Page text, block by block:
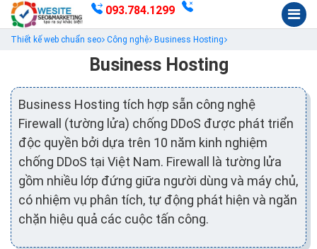
093.784.1299
Thiết kế web chuẩn seo Công nghệ Business Hosting
Business Hosting
Business Hosting tích hợp sẵn công nghệ
Firewall (tường lửa) chống DDoS được phát triển
độc quyền bởi dựa trên 10 năm kinh nghiệm
chống DDoS tại Việt Nam. Firewall là tường lửa
gồm nhiều lớp đứng giữa người dùng và máy chủ,
có nhiệm vụ phân tích, tự động phát hiện và ngăn
chặn hiệu quả các cuộc tấn công.